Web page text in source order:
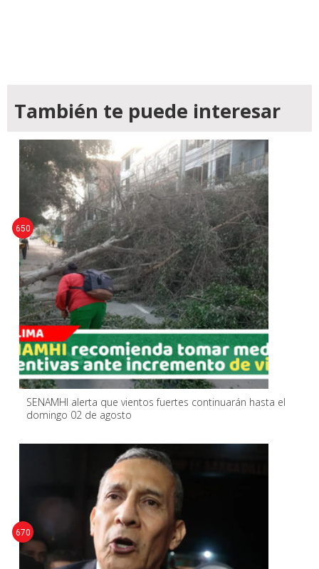
También te puede interesar
SENAMHI alerta que vientos fuertes continuarán hasta el
domingo 02 de agosto
650
670